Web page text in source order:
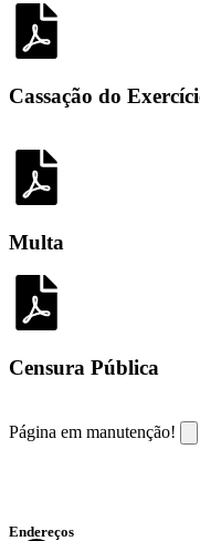
Cassação do
Multa
Censura Pública
Página em manutenção!
Endereços